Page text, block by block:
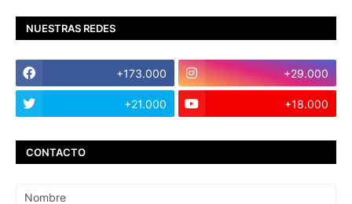
NUESTRAS REDES
+173.000 +29.000
+21.000 +18.000
CONTACTO